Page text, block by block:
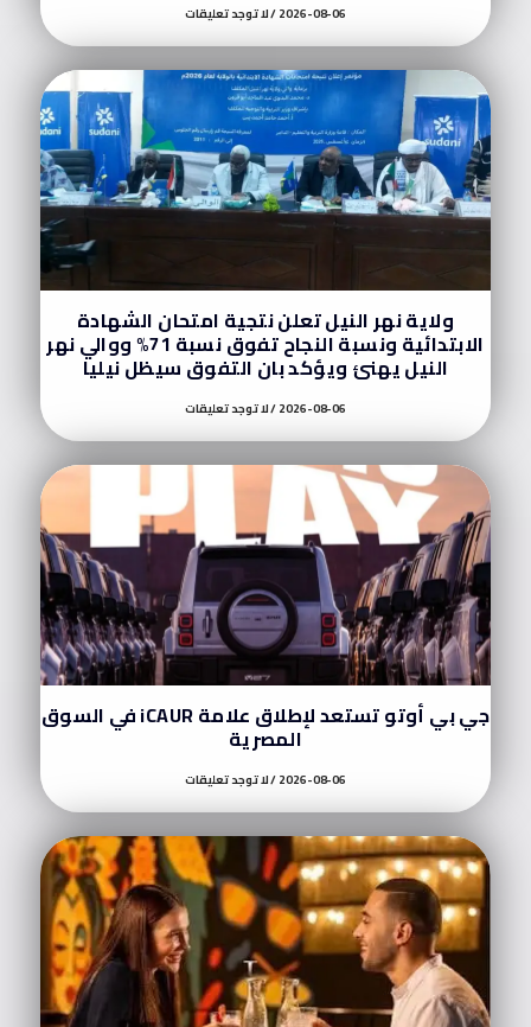
2026-08-06 لا توجد تعليقات
ولاية نهر النيل تعلن نتجية امتحان الشهادة
الابتدائية ونسبة النجاح تفوق نسبة 71% ووالي نهر
النيل يهنئ ويؤكد بان التفوق سيظل نيليا
2026-08-06 لا توجد تعليقات
جي بي أوتو تستعد لإطلاق علامة iCAUR في السوق
المصرية
2026-08-06 لا توجد تعليقات